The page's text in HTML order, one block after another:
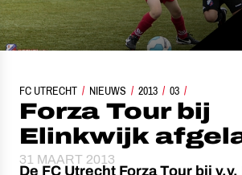
FC UTRECHT NIEUWS 2013 03
FORZA TOUR BIJ ELINKWIJK
Forza Tour bij
Elinkwijk
31 MAART 2013
De FC Utrecht Forza Tour bij